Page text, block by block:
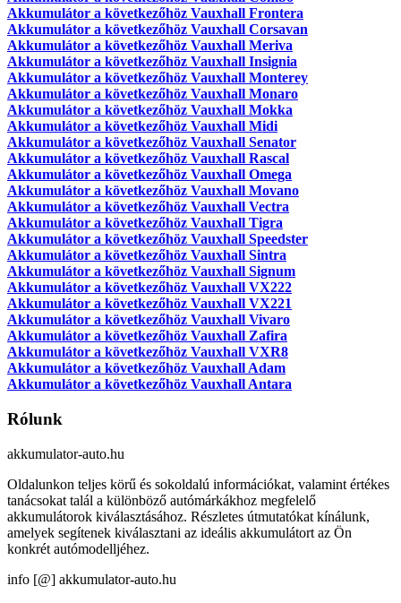
Akkumulátor a következőhöz Vauxhall Frontera
Akkumulátor a következőhöz Vauxhall Corsavan
Akkumulátor a következőhöz Vauxhall Meriva
Akkumulátor a következőhöz Vauxhall Insignia
Akkumulátor a következőhöz Vauxhall Monterey
Akkumulátor a következőhöz Vauxhall Monaro
Akkumulátor a következőhöz Vauxhall Mokka
Akkumulátor a következőhöz Vauxhall Midi
Akkumulátor a következőhöz Vauxhall Senator
Akkumulátor a következőhöz Vauxhall Rascal
Akkumulátor a következőhöz Vauxhall Omega
Akkumulátor a következőhöz Vauxhall Movano
Akkumulátor a következőhöz Vauxhall Vectra
Akkumulátor a következőhöz Vauxhall Tigra
Akkumulátor a következőhöz Vauxhall Speedster
Akkumulátor a következőhöz Vauxhall Sintra
Akkumulátor a következőhöz Vauxhall Signum
Akkumulátor a következőhöz Vauxhall VX222
Akkumulátor a következőhöz Vauxhall VX221
Akkumulátor a következőhöz Vauxhall Vivaro
Akkumulátor a következőhöz Vauxhall Zafira
Akkumulátor a következőhöz Vauxhall VXR8
Akkumulátor a következőhöz Vauxhall Adam
Akkumulátor a következőhöz Vauxhall Antara
Rólunk
akkumulator-auto.hu
Oldalunkon teljes körű és sokoldalú információkat, valamint értékes
tanácsokat talál a különböző autómárkákhoz megfelelő
akkumulátorok kiválasztásához. Részletes útmutatókat kínálunk,
amelyek segítenek kiválasztani az ideális akkumulátort az Ön
konkrét autómodelljéhez.
info [@] akkumulator-auto.hu